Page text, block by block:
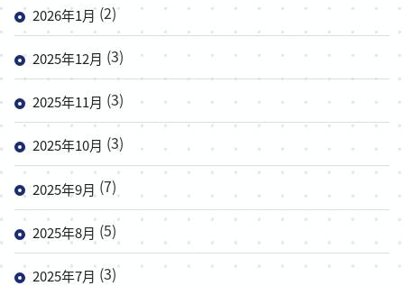
2026年1月(2)
2025年12月 (3)
2025年11月 (3)
2025年10月 (3)
2025年9月 (7)
2025年8月 (5)
2025年7月(3)